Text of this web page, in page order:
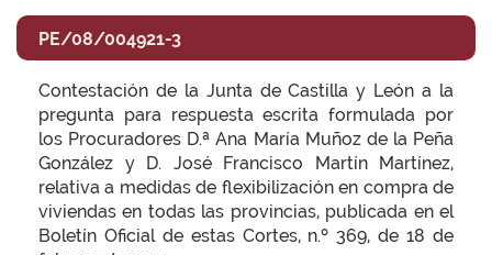
PE/08/004921-3
Contestación de la Junta de Castilla y León a la
pregunta para respuesta escrita formulada por
los Procuradores D.ª Ana María Muñoz de la Peña
González y D. José Francisco Martín Martínez,
relativa a medidas de flexibilización en compra de
viviendas en todas las provincias, publicada en el
Boletín Oficial de estas Cortes, n.º 369, de 18 de